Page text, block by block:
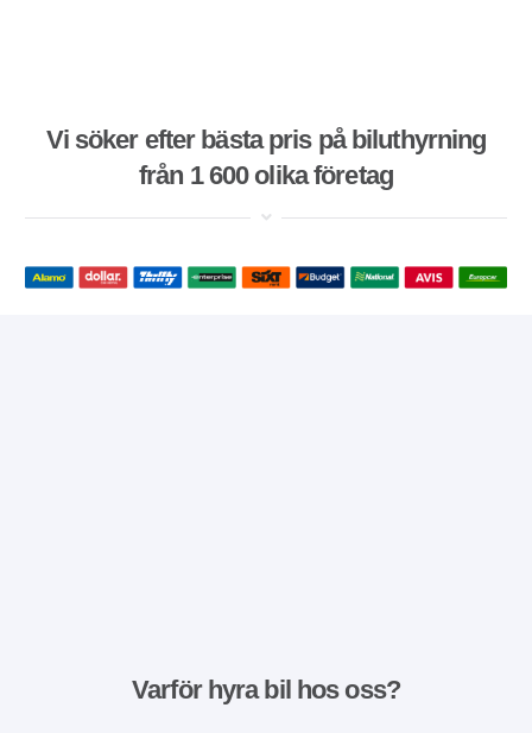
Vi söker efter bästa pris på biluthyrning
från 1 600 olika företag
Varför hyra bil hos oss?